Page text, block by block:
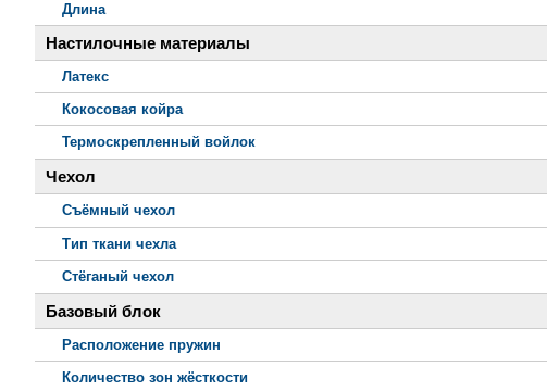
Длина
Настилочные материалы
Латекс
Кокосовая койра
Термоскрепленный войлок
Чехол
Съёмный чехол
Тип ткани чехла
Стёганый чехол
Базовый блок
Расположение пружин
Количество зон жёсткости